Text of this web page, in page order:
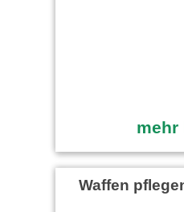
mehr
Waffen